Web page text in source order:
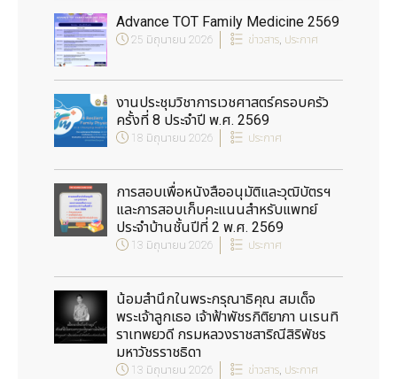
Advance TOT Family Medicine 2569
25 มิถุนายน 2026 ข่าวสาร, ประกาศ
งานประชุมวิชาการเวชศาสตร์ครอบครัว
ครั้งที่ 8 ประจำปี พ.ศ. 2569
18 มิถุนายน 2026 ประกาศ
การสอบเพื่อหนังสืออนุมัติและวุฒิบัตรฯ
และการสอบเก็บคะแนนสำหรับแพทย์
ประจำบ้านชั้นปีที่ 2 พ.ศ. 2569
13 มิถุนายน 2026 ประกาศ
น้อมสำนึกในพระกรุณาธิคุณ สมเด็จ
พระเจ้าลูกเธอ เจ้าฟ้าพัชรกิติยาภา นเรนทิ
ราเทพยวดี กรมหลวงราชสาริณีสิริพัชร
มหาวัชรราชธิดา
13 มิถุนายน 2026 ข่าวสาร, ประกาศ